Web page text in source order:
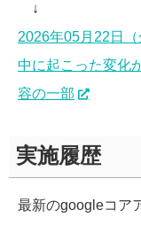
↓
2026年05月22日
中に起こった変化
容の一部
実施履歴
最新のgoogleコア